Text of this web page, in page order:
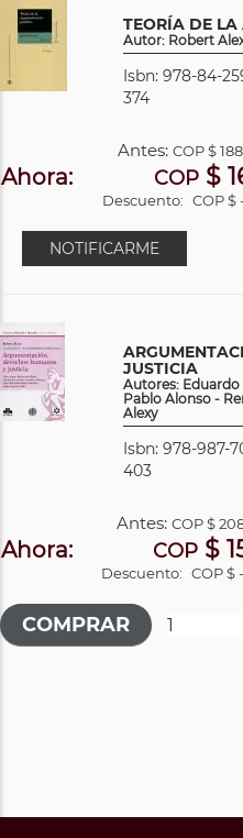
TEORÍA DE
Autor: Robert
Isbn: 978-84-
374
Antes:COP$
Ahora: COP$
Descuento: COP $
NOTIFICARME
JUSTICIA
Autores: Eduardo
Pablo Alonso -
Alexy
Isbn: 978-987-
403
Antes: COP$
Ahora: COP $
Descuento: COP $